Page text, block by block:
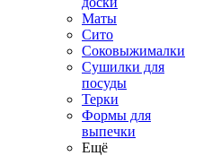
Маты
Сито
Соковыжималки
Сушилки для
посуды
Терки
Формы для
выпечки
Ещё